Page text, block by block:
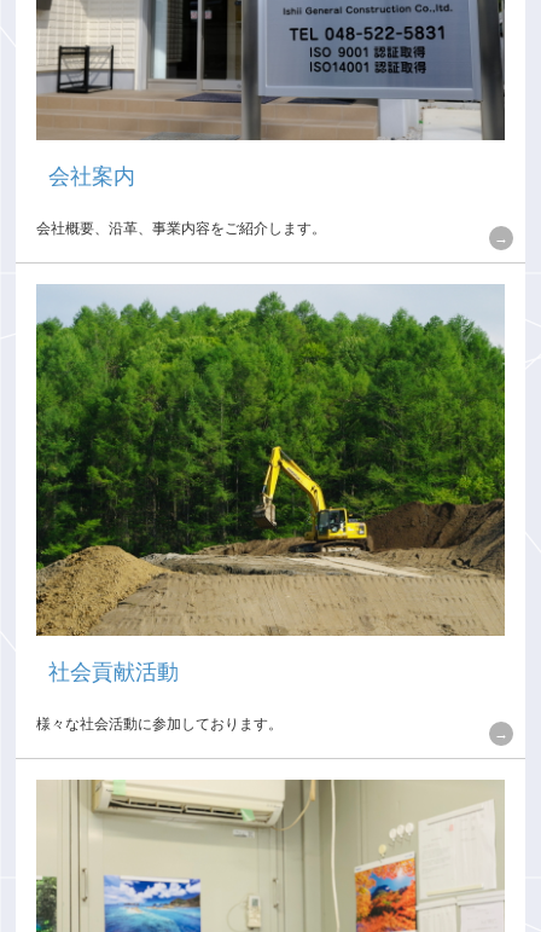
会社案内
会社概要、沿革、事業内容をご紹介します。
社会貢献活動
様々な社会活動に参加しております。